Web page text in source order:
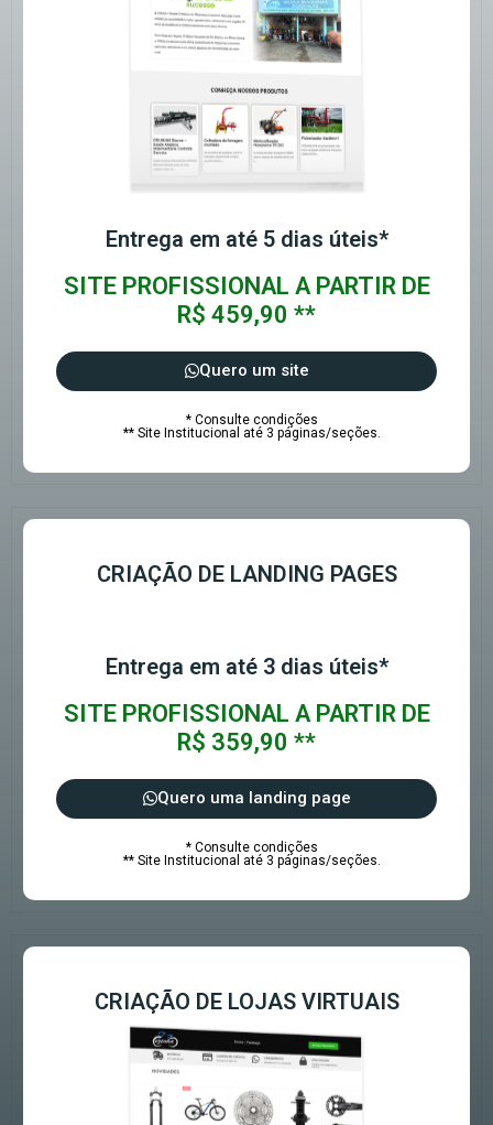
Entrega em até 5 dias úteis*
SITE PROFISSIONAL A PARTIR DE
R$ 459,90 **
Quero um site
* Consulte condições
** Site Institucional até 3 páginas/seções.
CRIAÇÃO DE LANDING PAGES
Entrega em até 3 dias úteis*
SITE PROFISSIONAL A PARTIR DE
R$ 359,90 **
Quero uma landing page
* Consulte condições
** Site Institucional até 3 páginas/seções.
CRIAÇÃO DE LOJAS VIRTUAIS